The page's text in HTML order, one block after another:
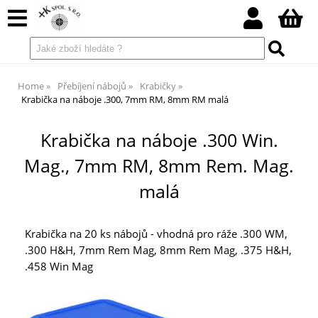
Home Přebíjení nábojů
Krabičky
Krabička na náboje .300, 7mm RM, 8mm RM malá
Krabička na náboje .300 Win.
Mag., 7mm RM, 8mm Rem. Mag.
malá
Krabička na 20 ks nábojů - vhodná pro ráže .300 WM,
.300 H&H, 7mm Rem Mag, 8mm Rem Mag, .375 H&H,
.458 Win Mag